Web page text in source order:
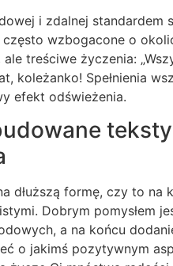
i zdalnej standardem
często wzbogacone o
treściwe życzenia:
koleżanko! Spełnienia
efekt odświeżenia.
dłuższą formę, czy to
Dobrym pomysłem
a na końcu
o jakimś pozytywnym